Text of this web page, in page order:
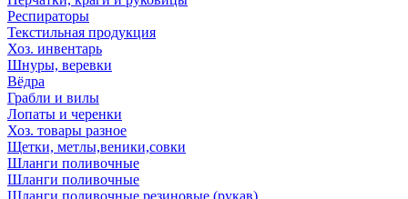
Респираторы
Текстильная продукция
Хоз. инвентарь
Шнуры, веревки
Вёдра
Грабли и вилы
Лопаты и черенки
Хоз. товары разное
Щетки, метлы,веники,совки
Шланги поливочные
Шланги поливочные
Шланги поливочные резиновые (рукав)